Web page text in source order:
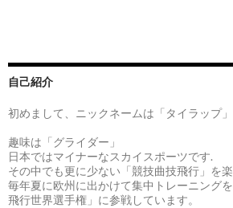
自己紹介
初めまして、ニックネームは「タイラップ
趣味は「グライダー」
日本ではマイナーなスカイスポーツです.
その中でも更に少ない「競技曲技飛行」を楽
毎年夏に欧州に出かけて集中トレーニング
飛行世界選手権」に参戦しています。